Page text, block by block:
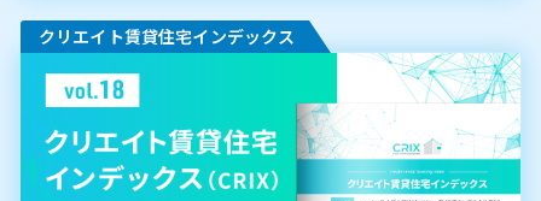
クリエイト賃貸住宅インデックス